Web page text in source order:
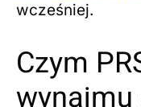
wcześniej.
Czym